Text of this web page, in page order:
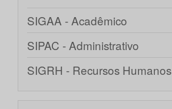
SIGAA - Acadêmico
SIPAC - Administrativo
SIGRH - Recursos Humanos